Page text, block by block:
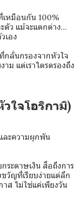
หมือนกัน 100%
ตัว แม้จะแตกต่าง...
เอง
ลั่นกรองจากหัวใจ
าม แต่เราไตรตรองถึง
ใจโอริกามิ)
ะความผูกพัน
ระดาษเงิน สื่อถึงการ
วัญที่เรียบง่ายแต่ลึก
ส ไม่ใช่แค่เพียงวัน